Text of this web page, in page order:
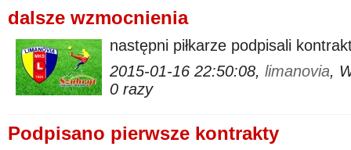
dalsze wzmocnienia
następni piłkarze podpisali
2015-01-16 22:50:08, limanovia,
0 razy
Podpisano pierwsze kontrakty